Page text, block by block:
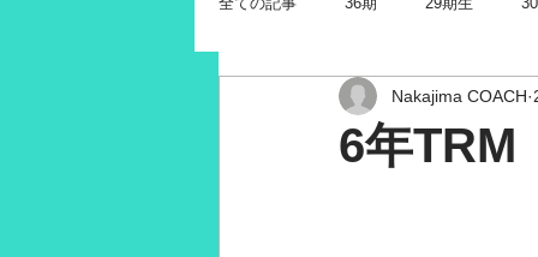
2024年7月 2022年11月
6年TRM
Nakajima COACH